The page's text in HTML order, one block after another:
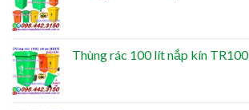
Thùng rác 100 lít nắp kín TR100